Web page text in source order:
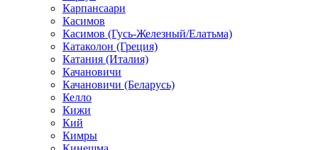
Карпансаари
Касимов
Касимов (Гусь-Железный/Елатьма)
Катаколон (Греция)
Катания (Италия)
Качановичи
Качановичи (Беларусь)
Келло
Кижи
Кий
Кимры